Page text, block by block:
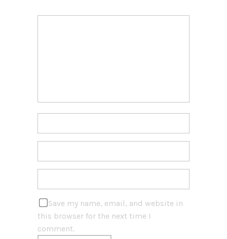
Save my name, email, and website in
this browser for the next time I
comment.